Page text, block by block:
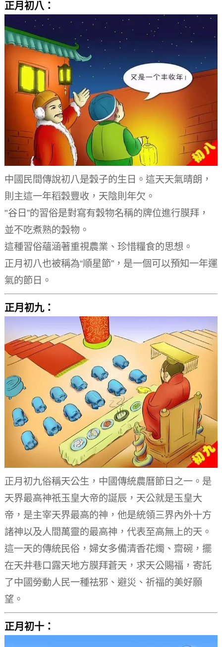
正月初八：
中國民間傳說初八是穀子的生日。 這天天氣晴朗，
則主這一年稻穀豐收，天陰則年欠。
"谷日”的習俗是對寫有穀物名稱的牌位進行膜拜，
並不吃煮熟的穀物。
這種習俗蘊涵著重視農業、珍惜糧食的思想。
正月初八也被稱為“順星節”，是一個可以預知一年運
氣的節日。
正月初九：
正月初九俗稱天公生，中國傳統農曆節日之一。 是
天界最高神祇玉皇大帝的誕辰，天公就是玉皇大
帝，是主宰天界最高的神，他是統領三界內外十方
諸神以及人間萬靈的最高神，代表至高無上的天。
這一天的傳統民俗，婦女多備清香花燭、齋碗，擺
在天井巷口露天地方膜拜蒼天，求天公賜福，寄託
了中國勞動人民一種祛邪、避災、祈福的美好願
望。
正月初十：